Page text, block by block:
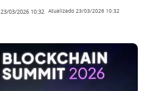
23/03/2026 10:32 Atualizado 23/03/2026 10:32